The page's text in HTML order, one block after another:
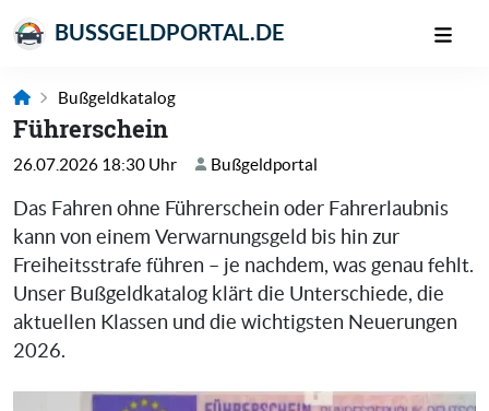
BUSSGELDPORTAL.DE
Bußgeldkatalog
Führerschein
26.07.2026 18:30 Uhr Bußgeldportal
Das Fahren ohne Führerschein oder Fahrerlaubnis
kann von einem Verwarnungsgeld bis hin zur
Freiheitsstrafe führen – je nachdem, was genau fehlt.
Unser Bußgeldkatalog klärt die Unterschiede, die
aktuellen Klassen und die wichtigsten Neuerungen
2026.